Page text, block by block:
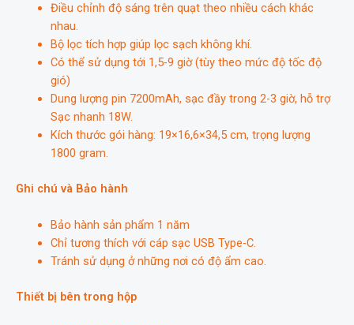
Điều chỉnh độ sáng trên quạt theo nhiều cách khác
nhau.
Bộ lọc tích hợp giúp lọc sạch không khí.
Có thể sử dụng tới 1,5-9 giờ (tùy theo mức độ tốc độ
gió)
Dung lượng pin 7200mAh, sạc đầy trong 2-3 giờ, hỗ trợ
Sạc nhanh 18W.
Kích thước gói hàng: 19×16,6×34,5 cm, trọng lượng
1800 gram.
Ghi chú và Bảo hành
Bảo hành sản phẩm 1 năm
Chỉ tương thích với cáp sạc USB Type-C.
Tránh sử dụng ở những nơi có độ ẩm cao.
Thiết bị bên trong hộp